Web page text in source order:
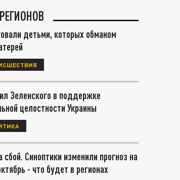
детьми, которых обманом
Зеленского в поддержке
целостности Украины
Синоптики изменили прогноз на
- что будет в регионах